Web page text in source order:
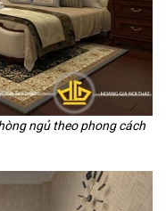
ngủ theo phong cách